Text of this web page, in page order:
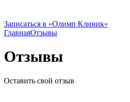
Записаться в «Олимп Клиник»
ГлавнаяОтзывы
Отзывы
Оставить свой отзыв